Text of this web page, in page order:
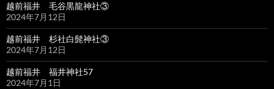
越前福井 毛谷黒龍神社③
2024年7月12日
越前福井 杉社白髭神社③
2024年7月12日
越前福井 福井神社57
2024年7月1日